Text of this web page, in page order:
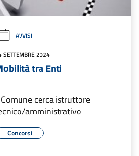
AVVISI
SETTEMBRE 2024
tra Enti
cerca istruttore
amministrativo
Concorsi